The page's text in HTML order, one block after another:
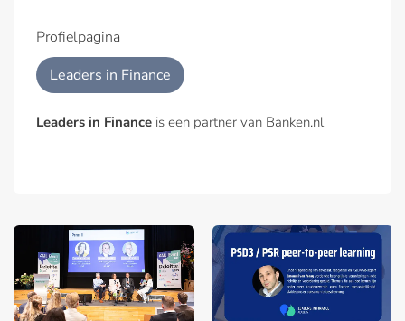
Profielpagina
Leaders in Finance
Leaders in Finance is een partner van Banken.nl